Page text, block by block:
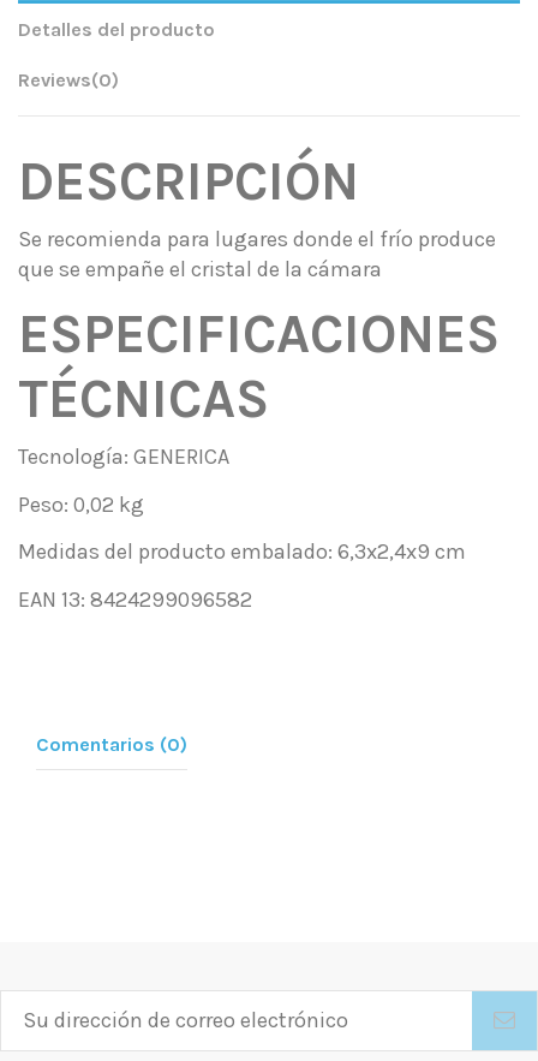
Detalles del producto
Reviews(0)
DESCRIPCIÓN
Se recomienda para lugares donde el frío produce
que se empañe el cristal de la cámara
ESPECIFICACIONES
TÉCNICAS
Tecnología: GENERICA
Peso: 0,02 kg
Medidas del producto embalado: 6,3x2,4x9 cm
EAN 13: 8424299096582
Comentarios (0)